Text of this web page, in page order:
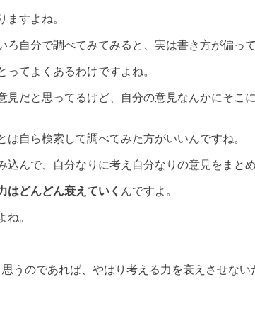
すよね。
自分で調べてみてみると、実は書き方が偏っ
ってよくあるわけですよね。
だと思ってるけど、自分の意見なんかにそこ
自ら検索して調べてみた方がいいんですね。
んで、自分なりに考え自分なりの意見をまとめ
はどんどん衰えていく んですよ。
。
うのであれば、やはり考える力を衰えさせな